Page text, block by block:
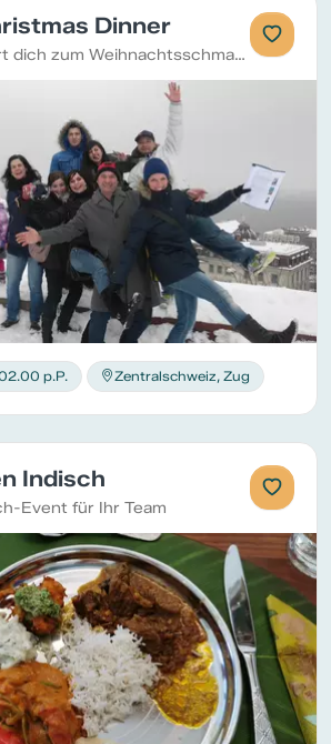
Dinner
Geocaching führt dich zum Weihnachtsschmaus
p.P. Zentralschweiz, Zug
Indisch
Event für Ihr Team